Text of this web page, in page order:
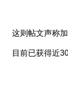
这则帖文声称
目前已获得近